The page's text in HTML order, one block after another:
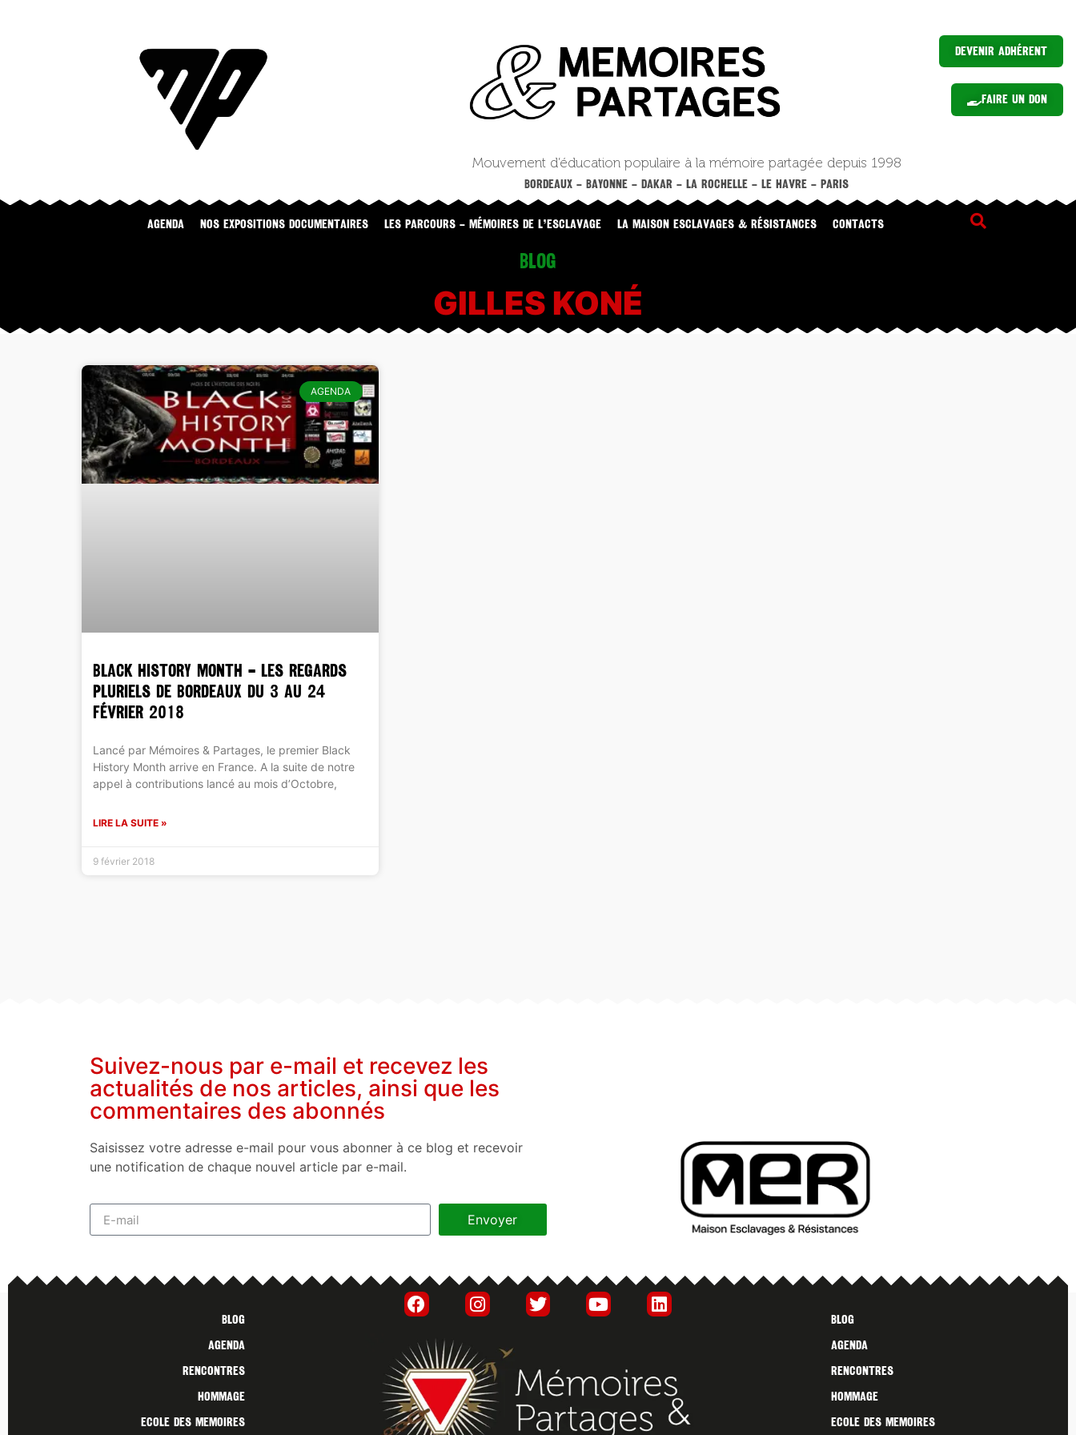
Devenir Adhérent
Faire un Don
Mouvement d’éducation populaire à la mémoire partagée depuis 1998
BORDEAUX – BAYONNE – DAKAR – LA ROCHELLE – LE HAVRE – PARIS
Agenda NOS EXPOSITIONS DOCUMENTAIRES LES PARCOURS – MÉMOIRES DE L’ESCLAVAGE LA MAISON ESCLAVAGES & RÉSISTANCES CONTACTS
Blog
GILLES KONÉ
AGENDA
BLACK HISTORY MONTH – Les Regards
pluriels de Bordeaux du 3 au 24
février 2018
Lancé par Mémoires & Partages, le premier Black
History Month arrive en France. A la suite de notre
appel à contributions lancé au mois d’Octobre,
LIRE LA SUITE »
9 février 2018
Suivez-nous par e-mail et recevez les
actualités de nos articles, ainsi que les
commentaires des abonnés
Saisissez votre adresse e-mail pour vous abonner à ce blog et recevoir
une notification de chaque nouvel article par e-mail.
Envoyer
Blog
Agenda
Rencontres
Hommage
Ecole des Memoires
Blog
Agenda
Rencontres
Hommage
Ecole des Memoires